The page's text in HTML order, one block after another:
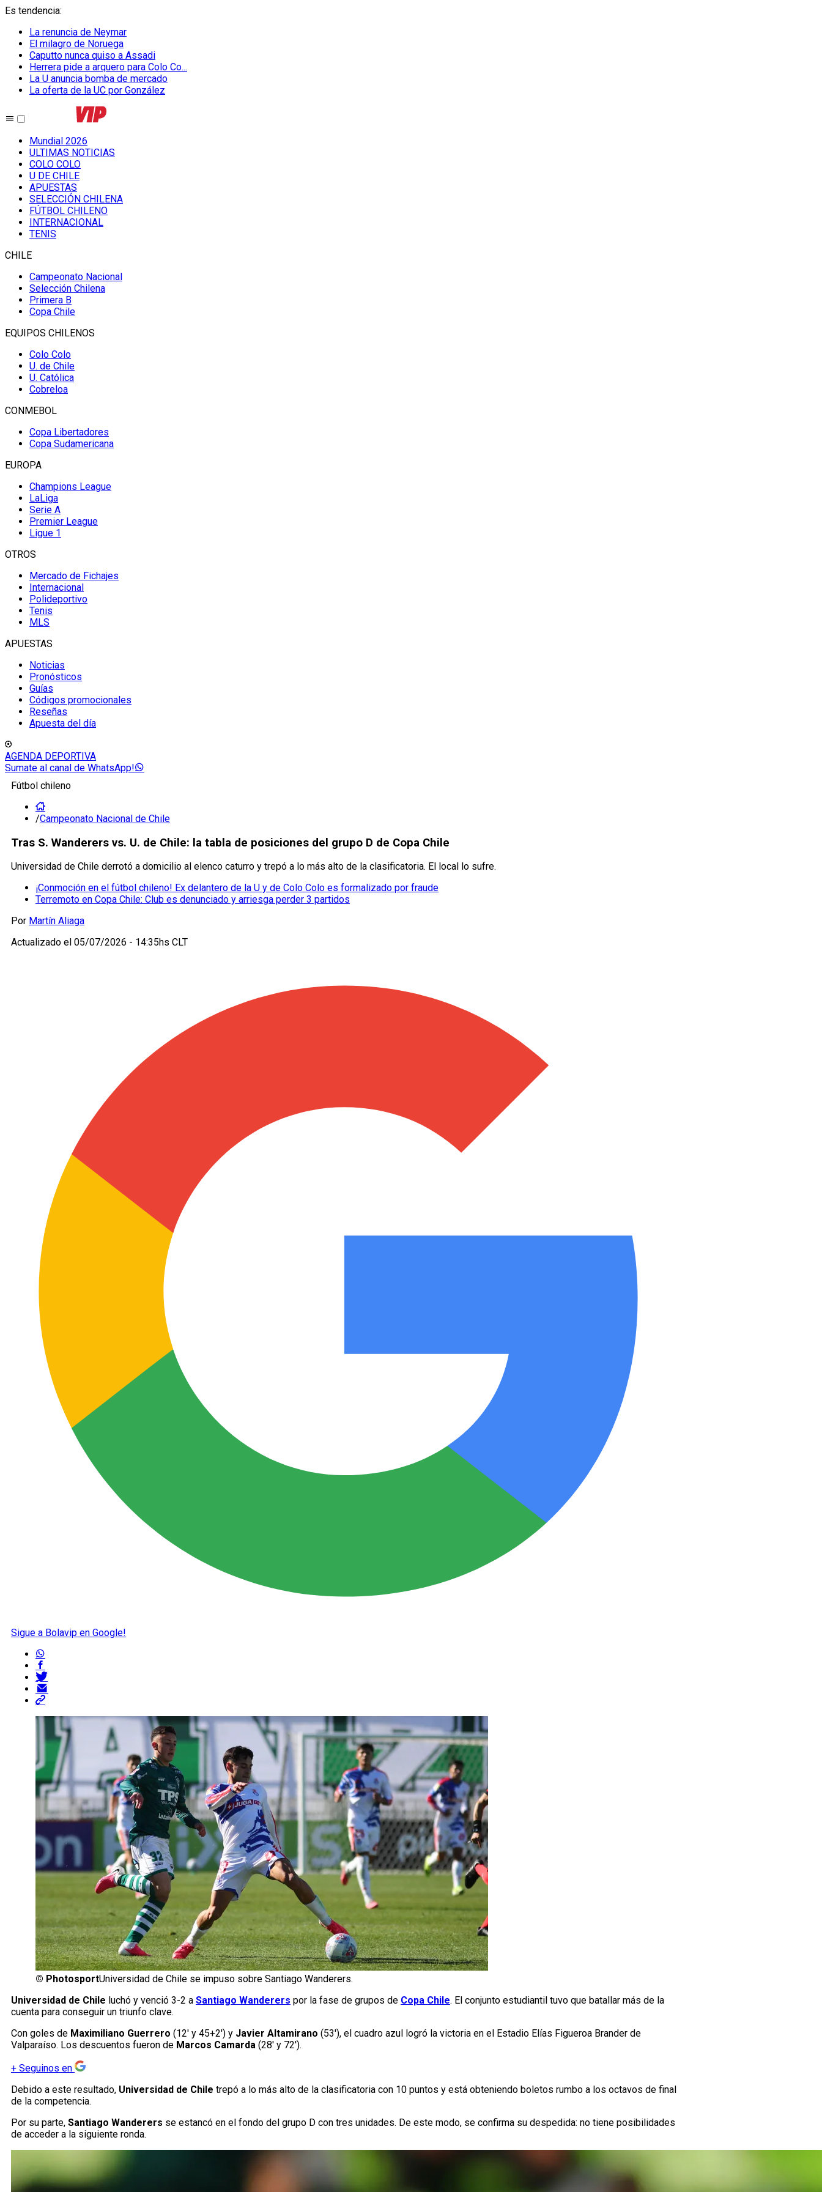
Es tendencia:
La renuncia de Neymar
El milagro de Noruega
Caputto nunca quiso a Assadi
Herrera pide a arquero para Colo Co...
La U anuncia bomba de mercado
La oferta de la UC por González
Mundial 2026
ULTIMAS NOTICIAS
COLO COLO
U DE CHILE
APUESTAS
SELECCIÓN CHILENA
FÚTBOL CHILENO
INTERNACIONAL
TENIS
CHILE
Campeonato Nacional
Selección Chilena
Primera B
Copa Chile
EQUIPOS CHILENOS
Colo Colo
U. de Chile
U. Católica
Cobreloa
CONMEBOL
Copa Libertadores
Copa Sudamericana
EUROPA
Champions League
LaLiga
Serie A
Premier League
Ligue 1
OTROS
Mercado de Fichajes
Internacional
Polideportivo
Tenis
MLS
APUESTAS
Noticias
Pronósticos
Guías
Códigos promocionales
Reseñas
Apuesta del día
AGENDA DEPORTIVA
Sumate al canal de WhatsApp!
Fútbol chileno
/Campeonato Nacional de Chile
Tras S. Wanderers vs. U. de Chile: la tabla de posiciones del grupo D de Copa Chile
Universidad de Chile derrotó a domicilio al elenco caturro y trepó a lo más alto de la clasificatoria. El local lo sufre.
¡Conmoción en el fútbol chileno! Ex delantero de la U y de Colo Colo es formalizado por fraude
Terremoto en Copa Chile: Club es denunciado y arriesga perder 3 partidos
Por Martín Aliaga
Actualizado el 05/07/2026 - 14:35hs CLT
Sigue a Bolavip en Google!
© PhotosportUniversidad de Chile se impuso sobre Santiago Wanderers.
Universidad de Chile luchó y venció 3-2 a Santiago Wanderers por la fase de grupos de Copa Chile. El conjunto estudiantil tuvo que batallar más de la
cuenta para conseguir un triunfo clave.
Con goles de Maximiliano Guerrero (12′ y 45+2′) y Javier Altamirano (53′), el cuadro azul logró la victoria en el Estadio Elías Figueroa Brander de
Valparaíso. Los descuentos fueron de Marcos Camarda (28′ y 72′).
+ Seguinos en
Debido a este resultado, Universidad de Chile trepó a lo más alto de la clasificatoria con 10 puntos y está obteniendo boletos rumbo a los octavos de final
de la competencia.
Por su parte, Santiago Wanderers se estancó en el fondo del grupo D con tres unidades. De este modo, se confirma su despedida: no tiene posibilidades
de acceder a la siguiente ronda.